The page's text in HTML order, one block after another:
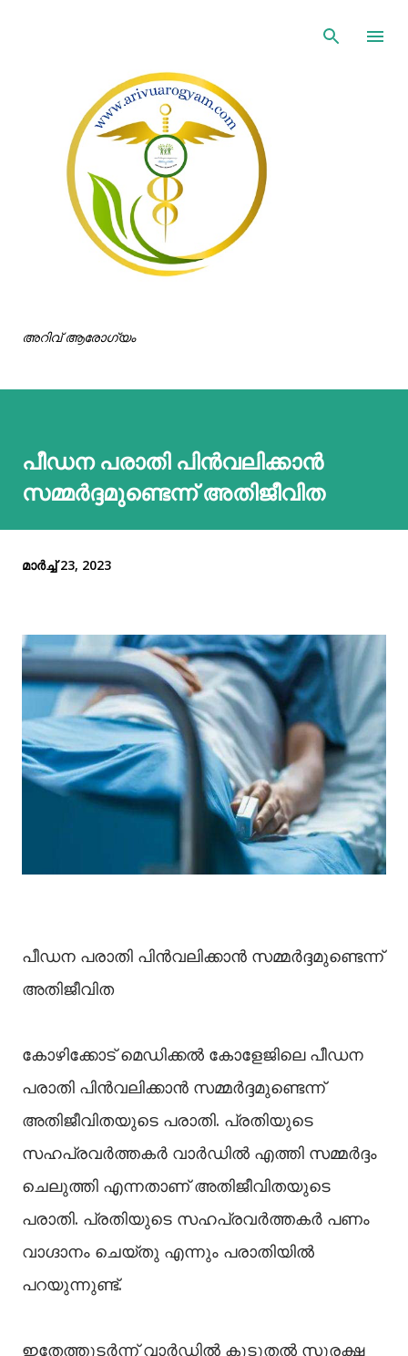
അറിവ് ആരോഗ്യം
പീഡന പരാതി പിൻവലിക്കാൻ
സമ്മർദ്ദമുണ്ടെന്ന് അതിജീവിത
മാർച്ച് 23, 2023
പീഡന പരാതി പിൻവലിക്കാൻ സമ്മർദ്ദമുണ്ടെന്ന്
അതിജീവിത
കോഴിക്കോട് മെഡിക്കൽ കോളേജിലെ പീഡന
പരാതി പിൻവലിക്കാൻ സമ്മർദ്ദമുണ്ടെന്ന്
അതിജീവിതയുടെ പരാതി. പ്രതിയുടെ
സഹപ്രവർത്തകർ വാർഡിൽ എത്തി സമ്മർദ്ദം
ചെലുത്തി എന്നതാണ് അതിജീവിതയുടെ
പരാതി. പ്രതിയുടെ സഹപ്രവർത്തകർ പണം
വാഗ്ദാനം ചെയ്തു എന്നും പരാതിയിൽ
പറയുന്നുണ്ട്.
ഇതേത്തുടർന്ന് വാർഡിൽ കൂടുതൽ സുരക്ഷ